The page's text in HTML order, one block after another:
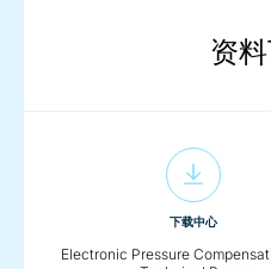
资
下载中心
Electronic Pressure